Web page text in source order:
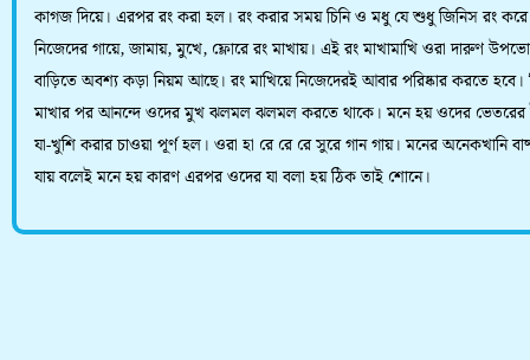
কাগজ দিয়ে। এরপর রং করা হল। রং করার সময় চিনি ও মধু যে শুধু জিনিস রং
নিজেদের গায়ে, জামায়, মুখে, ফ্লোরে রং মাখায়। এই রং মাখামাখি ওরা দারুণ
বাড়িতে অবশ্য কড়া নিয়ম আছে। রং মাখিয়ে নিজেদেরই আবার পরিষ্কার করতে হবে।
মাখার পর আনন্দে ওদের মুখ ঝলমল ঝলমল করতে থাকে। মনে হয় ওদের ভেতরের
যা-খুশি করার চাওয়া পূর্ণ হল। ওরা হা রে রে রে সুরে গান গায়। মনের অনেকখানি
যায় বলেই মনে হয় কারণ এরপর ওদের যা বলা হয় ঠিক তাই শোনে।